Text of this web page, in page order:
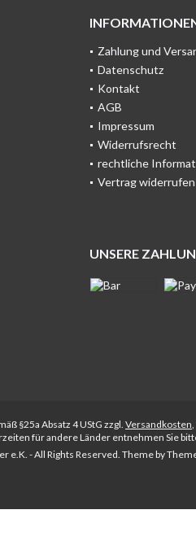
Zahlung und
Datenschutz
Kontakt
AGB
Impressum
Widerrufsrecht
rechtliche
Vertrag widerrufen
UNSERE
§25a Absatz 4 UStG zzgl. Versandkosten
für andere Länder entnehmen Sie
e.K. - All Rights Reserved. Theme by